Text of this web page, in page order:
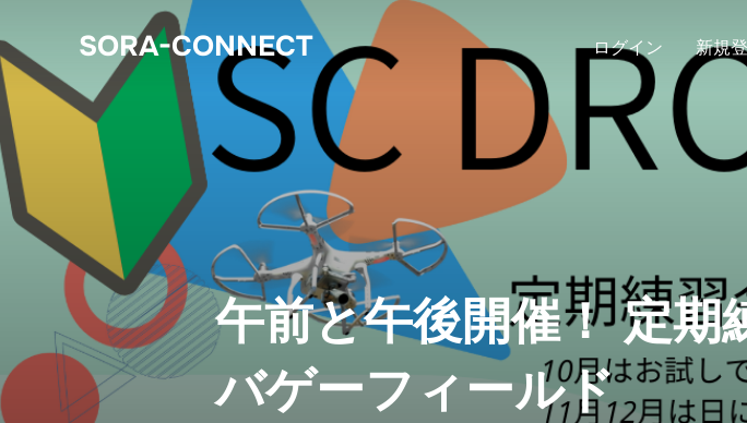
SORA-CONNECT ログイン 新規
午前と午後開催！ 定
バゲーフィールド